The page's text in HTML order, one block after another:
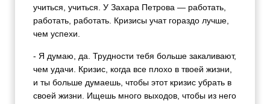
учиться, учиться. У Захара Петрова — работать,
работать, работать. Кризисы учат гораздо лучше,
чем успехи.
- Я думаю, да. Трудности тебя больше закаливают,
чем удачи. Кризис, когда все плохо в твоей жизни,
и ты больше думаешь, чтобы этот кризис убрать в
своей жизни. Ищешь много выходов, чтобы из него